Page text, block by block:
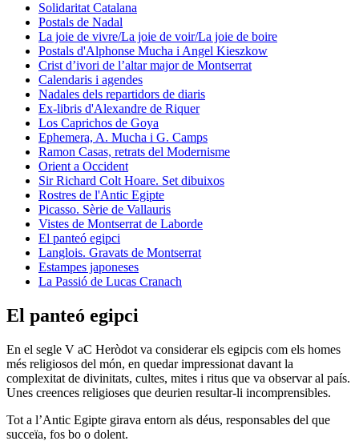
Solidaritat Catalana
Postals de Nadal
La joie de vivre/La joie de voir/La joie de boire
Postals d'Alphonse Mucha i Angel Kieszkow
Crist d’ivori de l’altar major de Montserrat
Calendaris i agendes
Nadales dels repartidors de diaris
Ex-libris d'Alexandre de Riquer
Los Caprichos de Goya
Ephemera, A. Mucha i G. Camps
Ramon Casas, retrats del Modernisme
Orient a Occident
Sir Richard Colt Hoare. Set dibuixos
Rostres de l'Antic Egipte
Picasso. Sèrie de Vallauris
Vistes de Montserrat de Laborde
El panteó egipci
Langlois. Gravats de Montserrat
Estampes japoneses
La Passió de Lucas Cranach
El panteó egipci
En el segle V aC Heròdot va considerar els egipcis com els homes
més religiosos del món, en quedar impressionat davant la
complexitat de divinitats, cultes, mites i ritus que va observar al país.
Unes creences religioses que deurien resultar-li incomprensibles.
Tot a l’Antic Egipte girava entorn als déus, responsables del que
succeïa, fos bo o dolent.